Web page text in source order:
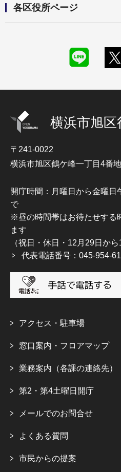
各区役所ページ
横浜市旭区
〒241-0022
横浜市旭区鶴ケ峰一丁目4番
開庁時間：月曜日から金曜日
で
※昼の時間帯はお待たせする
ます
（祝日・休日・12月29日から
代表電話番号：045-954-
アクセス・駐車場
窓口案内・フロアマップ
業務案内（各課の連絡先）
第2・第4土曜日開庁
メールでのお問合せ
よくある質問
市民からの提案